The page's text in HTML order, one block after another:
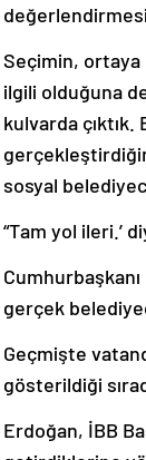
Seçimin,
ilgili olduğuna
kulvarda
sosyal
“Tam yol ileri.’
gerçek
Geçmişte
gösterildiği
Erdoğan, İBB